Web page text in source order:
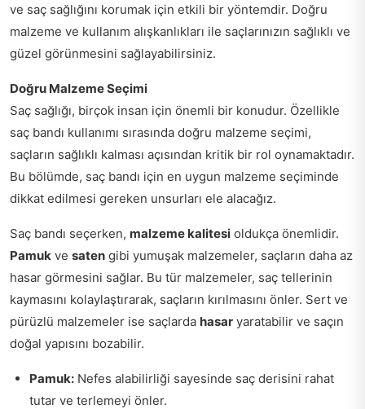
ve saç sağlığını korumak için etkili bir yöntemdir. Doğru
malzeme ve kullanım alışkanlıkları ile saçlarınızın sağlıklı ve
güzel görünmesini sağlayabilirsiniz.
Doğru Malzeme Seçimi
Saç sağlığı, birçok insan için önemli bir konudur. Özellikle
saç bandı kullanımı sırasında doğru malzeme seçimi,
saçların sağlıklı kalması açısından kritik bir rol oynamaktadır.
Bu bölümde, saç bandı için en uygun malzeme seçiminde
dikkat edilmesi gereken unsurları ele alacağız.
Saç bandı seçerken, malzeme kalitesi oldukça önemlidir.
Pamuk ve saten gibi yumuşak malzemeler, saçların daha az
hasar görmesini sağlar. Bu tür malzemeler, saç tellerinin
kaymasını kolaylaştırarak, saçların kırılmasını önler. Sert ve
pürüzlü malzemeler ise saçlarda hasar yaratabilir ve saçın
doğal yapısını bozabilir.
Pamuk: Nefes alabilirliği sayesinde saç derisini rahat
tutar ve terlemeyi önler.